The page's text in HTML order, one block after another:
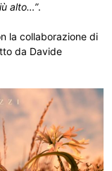
alto…”.
la collaborazione di
da Davide